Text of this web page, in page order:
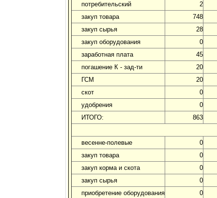
потребительский
2
закуп товара
748
закуп сырья
28
закуп оборудования
0
заработная плата
45
погашение К - зад-ти
20
ГСМ
20
скот
0
удобрения
0
ИТОГО:
863
весенне-полевые
0
закуп товара
0
закуп корма и скота
0
закуп сырья
0
приобретение оборудования
0